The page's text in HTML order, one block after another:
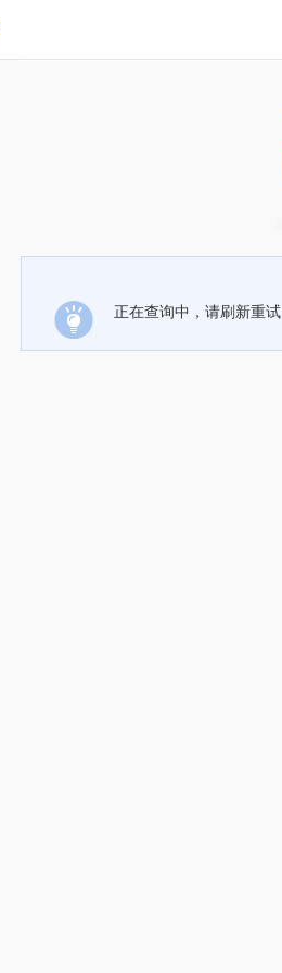
正在查询中，请刷新重试